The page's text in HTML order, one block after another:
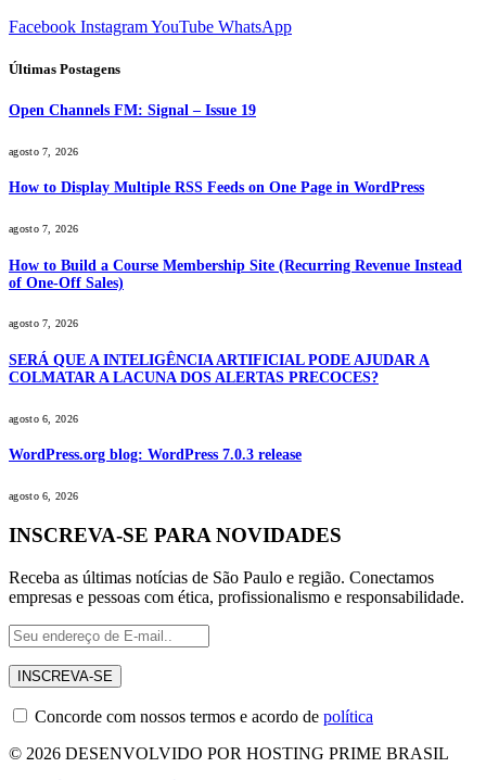
Facebook InstagramYouTube WhatsApp
Últimas Postagens
Open Channels FM: Signal – Issue 19
agosto 7, 2026
How to Display Multiple RSS Feeds on One Page in WordPress
agosto 7, 2026
How to Build a Course Membership Site (Recurring Revenue Instead
of One-Off Sales)
agosto 7, 2026
SERÁ QUE A INTELIGÊNCIA ARTIFICIAL PODE AJUDAR A
COLMATAR A LACUNA DOS ALERTAS PRECOCES?
agosto 6, 2026
WordPress.org blog: WordPress 7.0.3 release
agosto 6, 2026
INSCREVA-SE PARA NOVIDADES
Receba as últimas notícias de São Paulo e região. Conectamos
empresas e pessoas com ética, profissionalismo e responsabilidade.
Concorde com nossos termos e acordo de política
© 2026 DESENVOLVIDO POR HOSTING PRIME BRASIL